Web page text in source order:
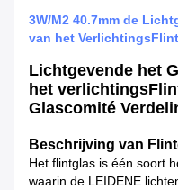
3W/M2 40.7mm de
van het
Lichtgevende het
het
Glascomité
Beschrijving van
Het flintglas is één soort
waarin de LEIDENE